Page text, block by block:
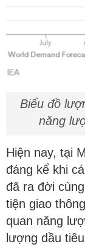
Biểu đồ
năng
Hiện nay, tại
đáng kể khi
đã ra đời
tiện giao
quan năng
lượng dầu